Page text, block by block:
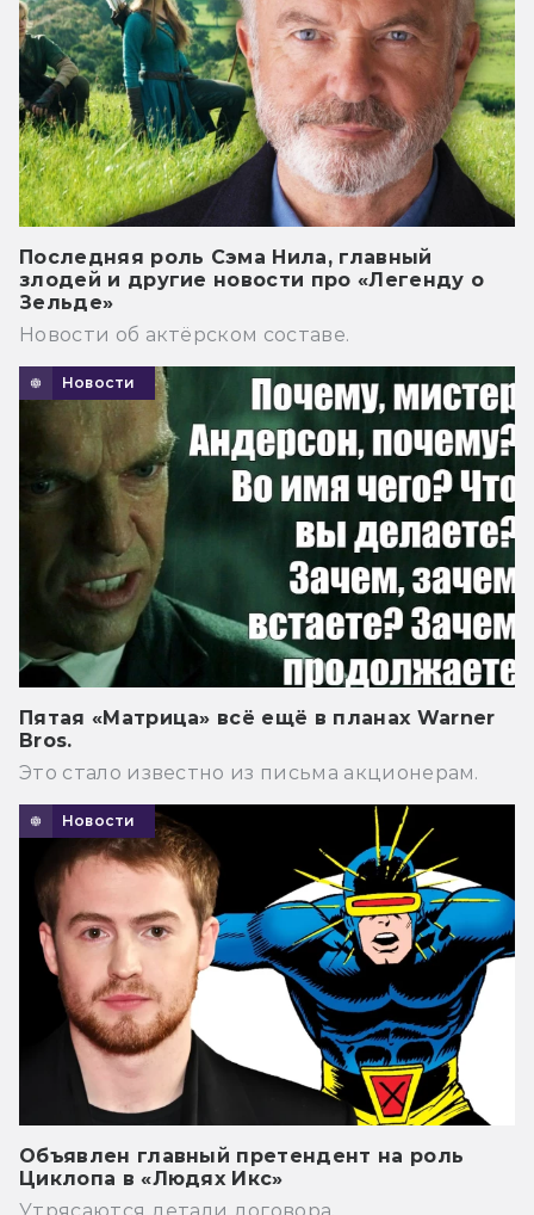
Последняя роль Сэма Нила, главный
злодей и другие новости про «Легенду о
Зельде»
Новости об актёрском составе.
Новости
Пятая «Матрица» всё ещё в планах Warner
Bros.
Это стало известно из письма акционерам.
Новости
Объявлен главный претендент на роль
Циклопа в «Людях Икс»
Утрясаются детали договора.